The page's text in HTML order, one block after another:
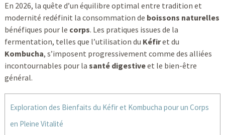
En 2026, la quête d’un équilibre optimal entre tradition et
modernité redéfinit la consommation de boissons naturelles
bénéfiques pour le corps. Les pratiques issues de la
fermentation, telles que l’utilisation du Kéfiret du
Kombucha, s’imposent progressivement comme des alliées
incontournables pour la santé digestiveet le bien-être
général.
Exploration des Bienfaits du Kéfir et Kombucha pour un Corps
en Pleine Vitalité